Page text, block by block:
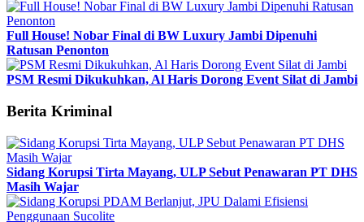
Full House! Nobar Final di BW Luxury Jambi Dipenuhi
Ratusan Penonton
PSM Resmi Dikukuhkan, Al Haris Dorong Event Silat di Jambi
Berita Kriminal
Sidang Korupsi Tirta Mayang, ULP Sebut Penawaran PT DHS
Masih Wajar